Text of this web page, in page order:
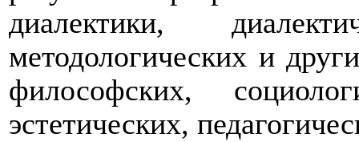
диалектики,
методологических и
философских,
эстетических,